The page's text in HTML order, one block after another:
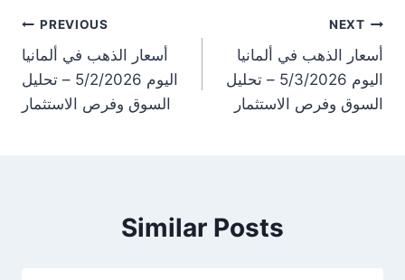
PREVIOUS
أسعار الذهب في ألمانيا
اليوم 5/2/2026 – تحليل
السوق وفرص الاستثمار
NEXT
أسعار الذهب في ألمانيا
اليوم 5/3/2026 – تحليل
السوق وفرص الاستثمار
Similar Posts